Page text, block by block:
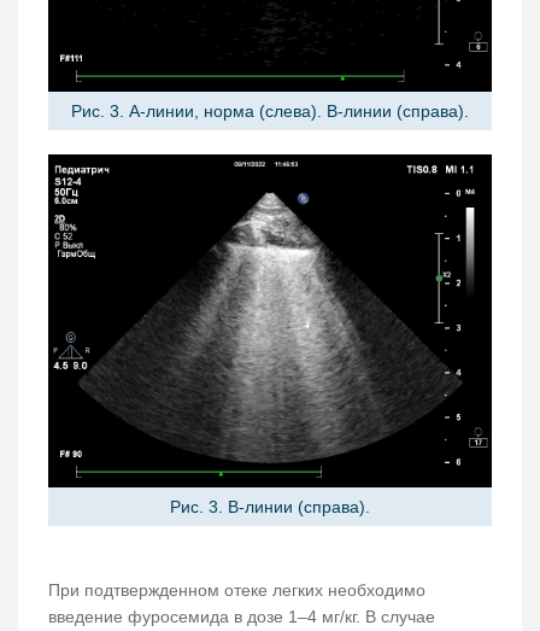
Рис. 3. А-линии, норма (слева). В-линии (справа).
Рис. 3. В-линии (справа).
При подтвержденном отеке легких необходимо
введение фуросемида в дозе 1–4 мг/кг. В случае